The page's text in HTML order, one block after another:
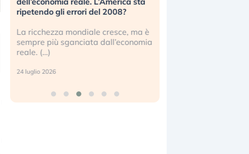
ripetendo gli errori del 2008?
La ricchezza mondiale cresce, ma è
sempre più sganciata dall’economia
reale. (…)
24 luglio 2026